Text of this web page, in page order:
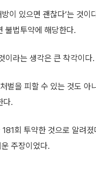
이 있으면 괜찮다’는 것
불법투약에 해당한다.
이라는 생각은 큰 착각이다.
벌을 피할 수 있는 것도 아
다.
회 투약한 것으로 알려졌
주장이었다.